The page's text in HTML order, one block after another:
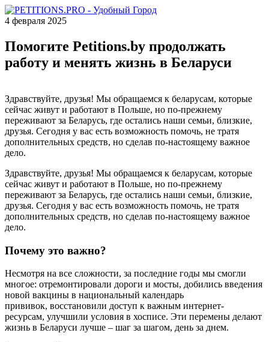
4 февраля 2025
Помогите Petitions.by продолжать
работу и менять жизнь в Беларуси
Здравствуйте, друзья! Мы обращаемся к беларусам, которые
сейчас живут и работают в Польше, но по-прежнему
переживают за Беларусь, где остались наши семьи, близкие,
друзья. Сегодня у вас есть возможность помочь, не тратя
дополнительных средств, но сделав по-настоящему важное
дело.
Здравствуйте, друзья! Мы обращаемся к беларусам, которые
сейчас живут и работают в Польше, но по-прежнему
переживают за Беларусь, где остались наши семьи, близкие,
друзья. Сегодня у вас есть возможность помочь, не тратя
дополнительных средств, но сделав по-настоящему важное
дело.
Почему это важно?
Несмотря на все сложности, за последние годы мы смогли
многое: отремонтировали дороги и мосты, добились введения
новой вакцины в национальный календарь
прививок, восстановили доступ к важным интернет-
ресурсам, улучшили условия в хосписе. Эти перемены делают
жизнь в Беларуси лучше – шаг за шагом, день за днем.